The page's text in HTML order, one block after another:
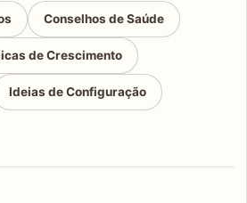
Conselhos de Saúde
de Crescimento
Ideias de Configuração